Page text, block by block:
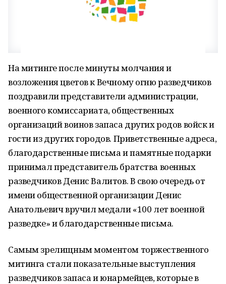
На митинге после минуты молчания и
возложения цветов к Вечному огню разведчиков
поздравили представители администрации,
военного комиссариата, общественных
организаций воинов запаса других родов войск и
гости из других городов. Приветственные адреса,
благодарственные письма и памятные подарки
принимал представитель братства военных
разведчиков Денис Валитов. В свою очередь от
имени общественной организации Денис
Анатольевич вручил медали «100 лет военной
разведке» и благодарственные письма.
Самым зрелищным моментом торжественного
митинга стали показательные выступления
разведчиков запаса и юнармейцев, которые в